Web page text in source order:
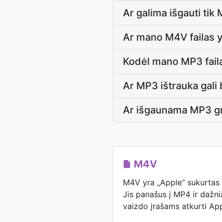
Ar galima išgauti tik
Ar mano M4V failas
Kodėl mano MP3
Ar MP3 ištrauka gali
Ar išgaunama MP3
M4V
M4V yra „Apple“
Jis panašus į MP4 ir
vaizdo įrašams atkurti